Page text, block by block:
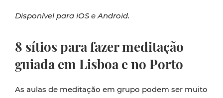
Disponível para iOS e Android.
8 sítios para fazer meditação
guiada em Lisboa e no Porto
As aulas de meditação em grupo podem ser muito